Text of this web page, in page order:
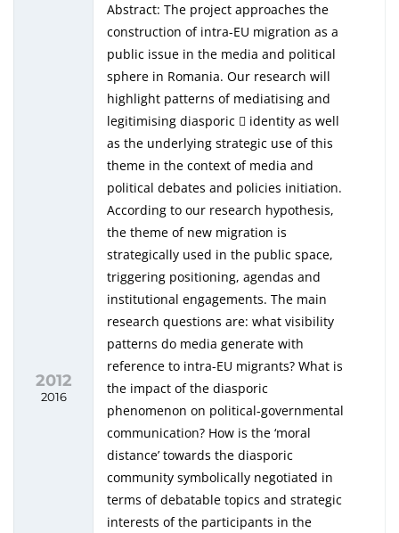
2012
2016
Abstract: The project approaches the
construction of intra-EU migration as a
public issue in the media and political
sphere in Romania. Our research will
highlight patterns of mediatising and
legitimising diasporic
identity as well
as the underlying strategic use of this
theme in the context of media and
political debates and policies initiation.
According to our research hypothesis,
the theme of new migration is
strategically used in the public space,
triggering positioning, agendas and
institutional engagements. The main
research questions are: what visibility
patterns do media generate with
reference to intra-EU migrants? What is
the impact of the diasporic
phenomenon on political-governmental
communication? How is the ‘moral
distance’ towards the diasporic
community symbolically negotiated in
terms of debatable topics and strategic
interests of the participants in the